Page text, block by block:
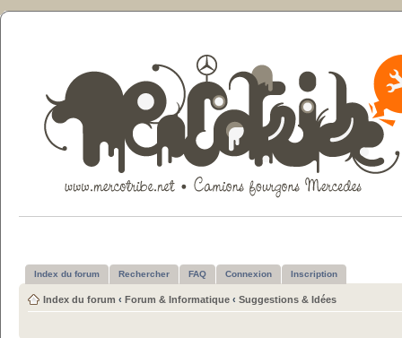
Index du forum Rechercher FAQ Connexion Inscription
Index du forum ‹ Forum & Informatique ‹ Suggestions & Idées